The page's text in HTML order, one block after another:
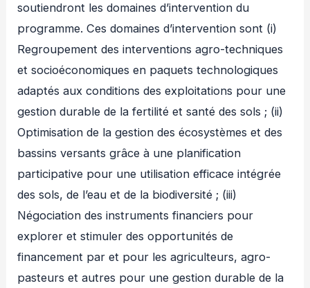
soutiendront les domaines d’intervention du
programme. Ces domaines d’intervention sont (i)
Regroupement des interventions agro-techniques
et socioéconomiques en paquets technologiques
adaptés aux conditions des exploitations pour une
gestion durable de la fertilité et santé des sols ; (ii)
Optimisation de la gestion des écosystèmes et des
bassins versants grâce à une planification
participative pour une utilisation efficace intégrée
des sols, de l’eau et de la biodiversité ; (iii)
Négociation des instruments financiers pour
explorer et stimuler des opportunités de
financement par et pour les agriculteurs, agro-
pasteurs et autres pour une gestion durable de la